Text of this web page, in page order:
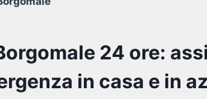
24 ore:
in casa e in